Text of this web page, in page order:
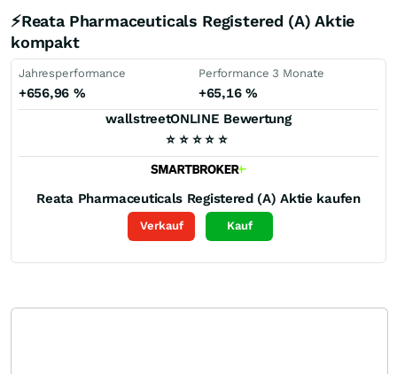
⚡Reata Pharmaceuticals Registered (A) Aktie
kompakt
Jahresperformance
+656,96 %
Performance 3 Monate
+65,16 %
wallstreetONLINE Bewertung
⭐ ⭐ ⭐ ⭐ ⭐
Reata Pharmaceuticals Registered (A) Aktie kaufen
Verkauf Kauf